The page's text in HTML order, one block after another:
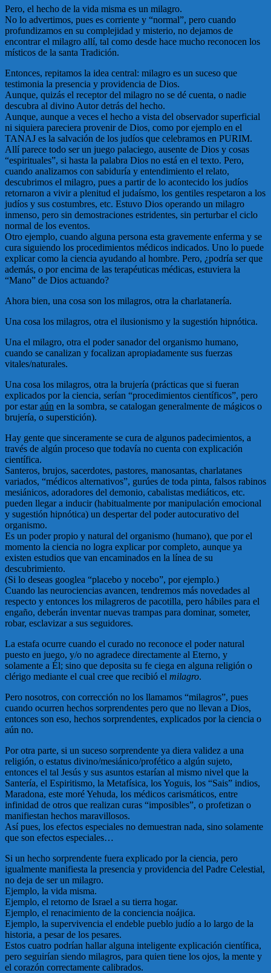
Pero, el hecho de la vida misma es un milagro.
No lo advertimos, pues es corriente y “normal”, pero cuando
profundizamos en su complejidad y misterio, no dejamos de
encontrar el milagro allí, tal como desde hace mucho reconocen los
místicos de la santa Tradición.
Entonces, repitamos la idea central: milagro es un suceso que
testimonia la presencia y providencia de Dios.
Aunque, quizás el receptor del milagro no se dé cuenta, o nadie
descubra al divino Autor detrás del hecho.
Aunque, aunque a veces el hecho a vista del observador superficial
ni siquiera pareciera provenir de Dios, como por ejemplo en el
TANAJ es la salvación de los judíos que celebramos en PURIM.
Allí parece todo ser un juego palaciego, ausente de Dios y cosas
“espirituales”, si hasta la palabra Dios no está en el texto. Pero,
cuando analizamos con sabiduría y entendimiento el relato,
descubrimos el milagro, pues a partir de lo acontecido los judíos
retornaron a vivir a plenitud el judaísmo, los gentiles respetaron a los
judíos y sus costumbres, etc. Estuvo Dios operando un milagro
inmenso, pero sin demostraciones estridentes, sin perturbar el ciclo
normal de los eventos.
Otro ejemplo, cuando alguna persona esta gravemente enferma y se
cura siguiendo los procedimientos médicos indicados. Uno lo puede
explicar como la ciencia ayudando al hombre. Pero, ¿podría ser que
además, o por encima de las terapéuticas médicas, estuviera la
“Mano” de Dios actuando?
Ahora bien, una cosa son los milagros, otra la charlatanería.
Una cosa los milagros, otra el ilusionismo y la sugestión hipnótica.
Una el milagro, otra el poder sanador del organismo humano,
cuando se canalizan y focalizan apropiadamente sus fuerzas
vitales/naturales.
Una cosa los milagros, otra la brujería (prácticas que si fueran
explicados por la ciencia, serían “procedimientos científicos”, pero
por estaraún en la sombra, se catalogan generalmente de mágicos o
brujería, o superstición).
Hay gente que sinceramente se cura de algunos padecimientos, a
través de algún proceso que todavía no cuenta con explicación
científica.
Santeros, brujos, sacerdotes, pastores, manosantas, charlatanes
variados, “médicos alternativos”, gurúes de toda pinta, falsos rabinos
mesiánicos, adoradores del demonio, cabalistas mediáticos, etc.
pueden llegar a inducir (habitualmente por manipulación emocional
y sugestión hipnótica) un despertar del poder autocurativo del
organismo.
Es un poder propio y natural del organismo (humano), que por el
momento la ciencia no logra explicar por completo, aunque ya
existen estudios que van encaminados en la línea de su
descubrimiento.
(Si lo deseas googlea “placebo y nocebo”, por ejemplo.)
Cuando las neurociencias avancen, tendremos más novedades al
respecto y entonces los milagreros de pacotilla, pero hábiles para el
engaño, deberán inventar nuevas trampas para dominar, someter,
robar, esclavizar a sus seguidores.
La estafa ocurre cuando el curado no reconoce el poder natural
puesto en juego, y/o no agradece directamente al Eterno, y
solamente a Él; sino que deposita su fe ciega en alguna religión o
clérigo mediante el cual cree que recibió el milagro.
Pero nosotros, con corrección no los llamamos “milagros”, pues
cuando ocurren hechos sorprendentes pero que no llevan a Dios,
entonces son eso, hechos sorprendentes, explicados por la ciencia o
aún no.
Por otra parte, si un suceso sorprendente ya diera validez a una
religión, o estatus divino/mesiánico/profético a algún sujeto,
entonces el tal Jesús y sus asuntos estarían al mismo nivel que la
Santería, el Espiritismo, la Metafísica, los Yoguis, los “Sais” indios,
Maradona, este moré Yehuda, los médicos carismáticos, entre
infinidad de otros que realizan curas “imposibles”, o profetizan o
manifiestan hechos maravillosos.
Así pues, los efectos especiales no demuestran nada, sino solamente
que son efectos especiales…
Si un hecho sorprendente fuera explicado por la ciencia, pero
igualmente manifiesta la presencia y providencia del Padre Celestial,
no deja de ser un milagro.
Ejemplo, la vida misma.
Ejemplo, el retorno de Israel a su tierra hogar.
Ejemplo, el renacimiento de la conciencia noájica.
Ejemplo, la supervivencia el endeble pueblo judío a lo largo de la
historia, a pesar de los pesares.
Estos cuatro podrían hallar alguna inteligente explicación científica,
pero seguirían siendo milagros, para quien tiene los ojos, la mente y
el corazón correctamente calibrados.